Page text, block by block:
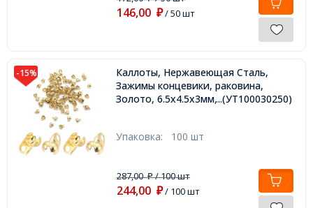
146,00 ₽/ 50 шт
-15%
Каллоты, Нержавеющая Сталь,
Зажимы концевики, раковина,
Золото, 6.5х4.5х3мм, Отв. 1.4мм,
...(УТ100030250)
Упаковка: 100 шт
287,00₽/ 100 шт
244,00 ₽/ 100 шт